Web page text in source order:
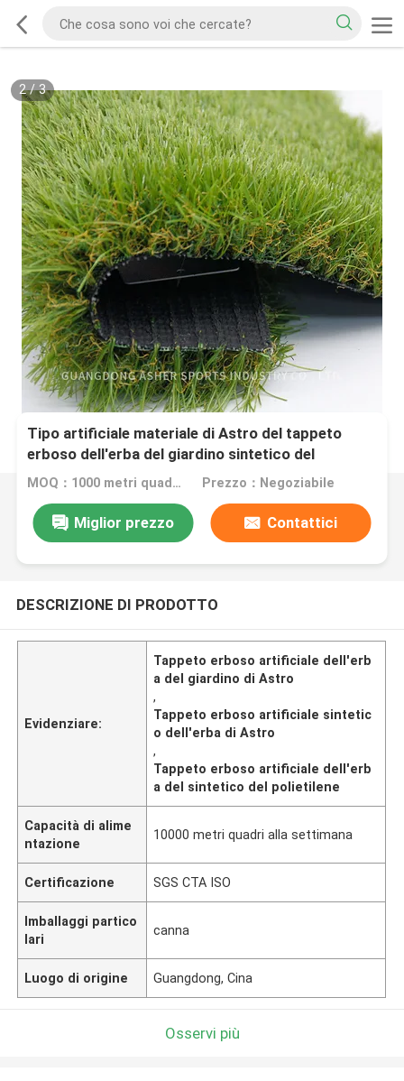
2/3
Tipo artificiale materiale di Astro del tappeto
erboso dell'erba del giardino sintetico del
polietilene
MOQ：1000 metri quadrati Prezzo：Negoziabile
Miglior prezzo Contattici
DESCRIZIONE DI PRODOTTO
Evidenziare:
Tappeto erboso artificiale dell'erb
a del giardino di Astro
,
Tappeto erboso artificiale sintetic
o dell'erba di Astro
,
Tappeto erboso artificiale dell'erb
a del sintetico del polietilene
Capacità di alime
ntazione
10000 metri quadri alla settimana
Certificazione SGS CTA ISO
Imballaggi partico
lari
canna
Luogo di origine Guangdong, Cina
Osservi più